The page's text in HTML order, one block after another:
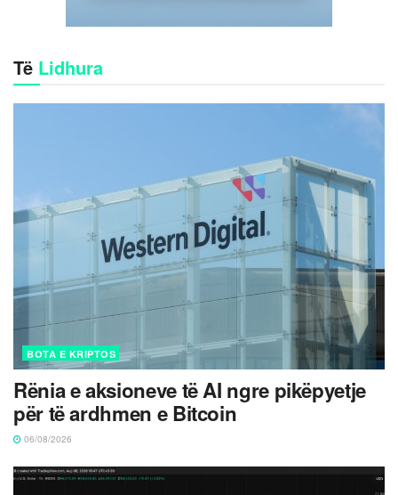
Të Lidhura
BOTA E KRIPTOS
Rënia e aksioneve të AI ngre pikëpyetje
për të ardhmen e Bitcoin
06/08/2026